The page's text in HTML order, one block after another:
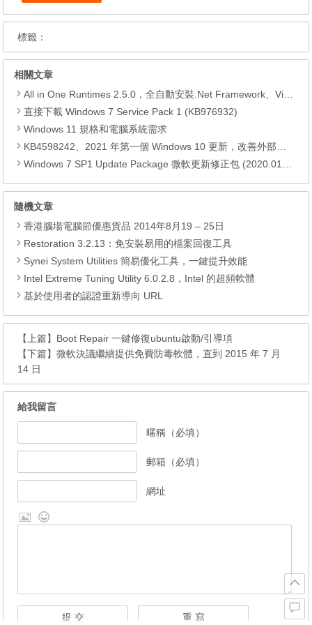
標籤：
相關文章
All in One Runtimes 2.5.0，全自動安裝.Net Framework、Visual C++、DirectX、Flash Player、JRE
直接下載 Windows 7 Service Pack 1 (KB976932)
Windows 11 規格和電腦系統需求
KB4598242、2021 年第一個 Windows 10 更新，改善外部裝置安全性、解決HTTPS安全漏洞、印表機呼叫(RPC)漏洞
Windows 7 SP1 Update Package 微軟更新修正包 (2020.01月份)
隨機文章
香港腦場電腦節優惠貨品 2014年8月19 – 25日
Restoration 3.2.13：免安裝易用的檔案回復工具
Synei System Utilities 簡易優化工具，一鍵提升效能
Intel Extreme Tuning Utility 6.0.2.8，Intel 的超頻軟體
基於使用者的認證重新導向 URL
【上篇】 Boot Repair 一鍵修復ubuntu啟動/引導項
【下篇】微軟決議繼續提供免費防毒軟體，直到 2015 年 7 月
14 日
給我留言
暱稱（必填）
郵箱（必填）
網址